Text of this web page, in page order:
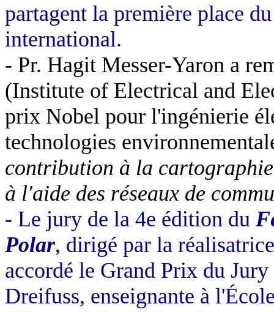
partagent la première place
international.
- Pr. Hagit Messer-Yaron a
(Institute of Electrical and
prix Nobel pour l'ingénierie
technologies
contribution à la
à l'aide des réseaux de
- Le jury de la 4e édition du
Polar, dirigé par la
accordé le Grand Prix du
Dreifuss, enseignante à